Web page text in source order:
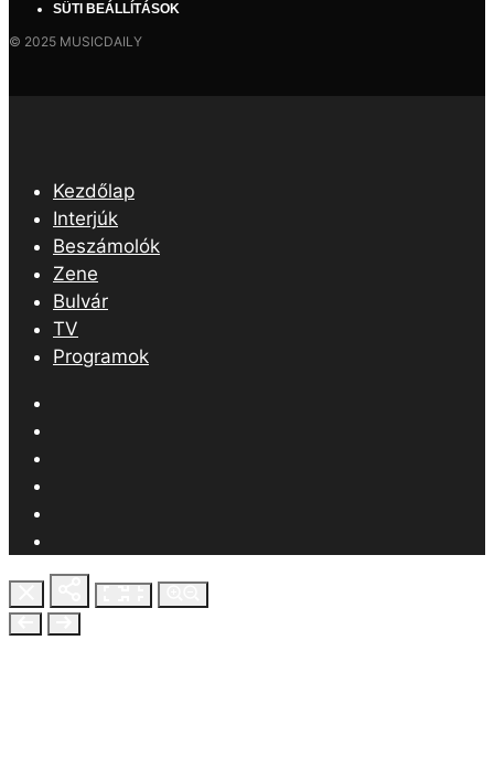
SÜTI BEÁLLÍTÁSOK
© 2025 MUSICDAILY
Kezdőlap
Interjúk
Beszámolók
Zene
Bulvár
TV
Programok